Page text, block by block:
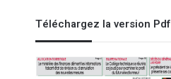
Téléchargez la version Pdf